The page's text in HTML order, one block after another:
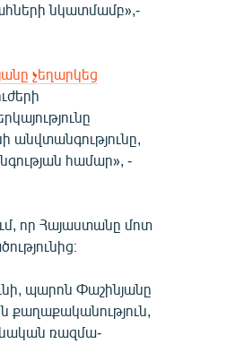
նկատմամբ»,-
չեղարկեց
անվտանգությունը,
համար», -
որ Հայաստանը մոտ
պարոն Փաշինյանը
ռազմա-